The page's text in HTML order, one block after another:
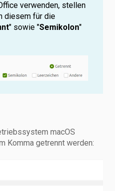
verwenden, stellen
diesem für die
" sowie "Semikolon"
macOS
Komma getrennt werden: